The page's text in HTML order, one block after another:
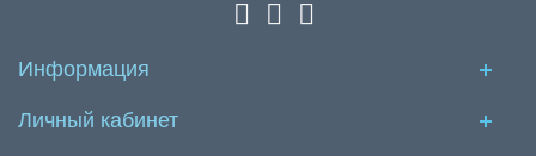
Информация
Личный кабинет